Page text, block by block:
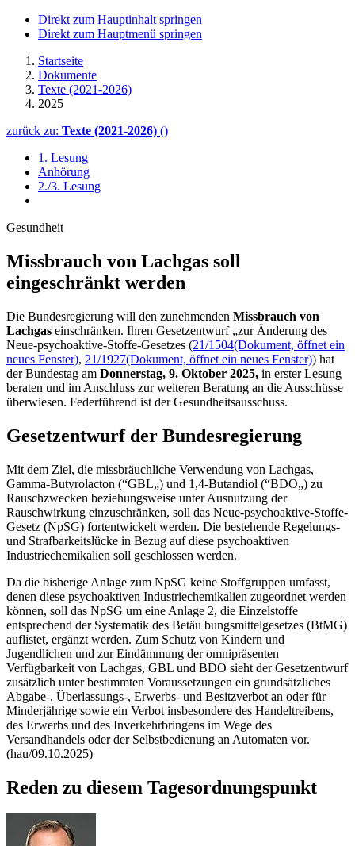
Direkt zum Hauptinhalt springen
Direkt zum Hauptmenü springen
Startseite
Dokumente
Texte (2021-2026)
2025
zurück zu: Texte (2021-2026) ()
1. Lesung
Anhörung
2./3. Lesung
Gesundheit
Missbrauch von Lachgas soll
eingeschränkt werden
Die Bundesregierung will den zunehmenden Missbrauch von
Lachgas einschränken. Ihren Gesetzentwurf „zur Änderung des
Neue-psychoaktive-Stoffe-Gesetzes (21/1504(Dokument, öffnet ein
neues Fenster), 21/1927(Dokument, öffnet ein neues Fenster)) hat
der Bundestag am Donnerstag, 9. Oktober 2025, in erster Lesung
beraten und im Anschluss zur weiteren Beratung an die Ausschüsse
überwiesen. Federführend ist der Gesundheitsausschuss.
Gesetzentwurf der Bundesregierung
Mit dem Ziel, die missbräuchliche Verwendung von Lachgas,
Gamma-Butyrolacton (“GBL„) und 1,4-Butandiol (“BDO„) zu
Rauschzwecken beziehungsweise unter Ausnutzung der
Rauschwirkung einzuschränken, soll das Neue-psychoaktive-Stoffe-
Gesetz (NpSG) fortentwickelt werden. Die bestehende Regelungs-
und Strafbarkeitslücke in Bezug auf diese psychoaktiven
Industriechemikalien soll geschlossen werden.
Da die bisherige Anlage zum NpSG keine Stoffgruppen umfasst,
denen diese psychoaktiven Industriechemikalien zugeordnet werden
können, soll das NpSG um eine Anlage 2, die Einzelstoffe
entsprechend der Systematik des Betäu bungsmittelgesetzes (BtMG)
auflistet, ergänzt werden. Zum Schutz von Kindern und
Jugendlichen und zur Eindämmung der omnipräsenten
Verfügbarkeit von Lachgas, GBL und BDO sieht der Gesetzentwurf
zusätzlich unter bestimmten Voraussetzungen ein grundsätzliches
Abgabe-, Überlassungs-, Erwerbs- und Besitzverbot an oder für
Minderjährige sowie ein Verbot insbesondere des Handeltreibens,
des Erwerbs und des Inverkehrbringens im Wege des
Versandhandels oder der Selbstbedienung an Automaten vor.
(hau/09.10.2025)
Reden zu diesem Tagesordnungspunkt